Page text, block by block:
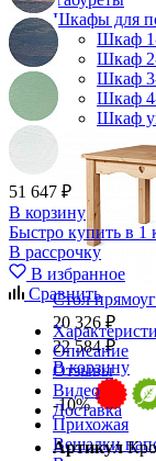
Шкафы для
Шкаф
Шкаф
Шкаф
Шкаф
Шкаф
Стол
20 326 ₽
22 584 ₽
В корзину
-10%
Прихожая
Вешалки
51 647 ₽
В корзину
Быстро купить в 1
В рассрочку
В избранное
Сравнить
Описание
Отзывы
Видео
Доставка
Артикул